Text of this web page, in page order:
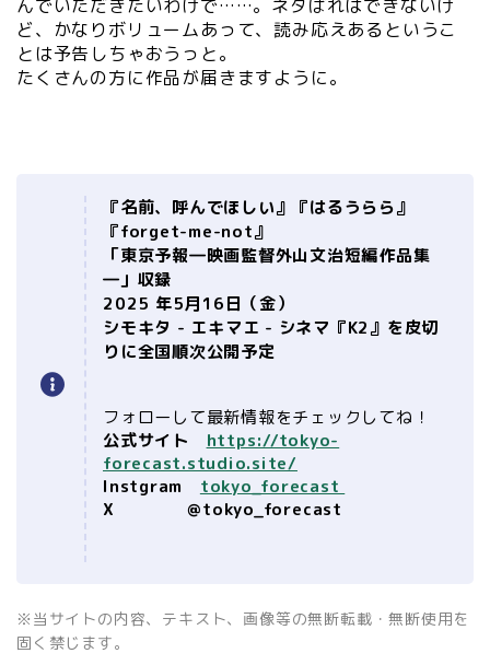
んでいただきたいわけで……。ネタばれはできないけ
ど、かなりボリュームあって、読み応えあるというこ
とは予告しちゃおうっと。
たくさんの方に作品が届きますように。
『名前、呼んでほしい』『はるうらら』
『forget-me-not』
「東京予報―映画監督外⼭⽂治短編作品集
―」収録
2025 年5⽉16⽇（⾦）
シモキタ - エキマエ - シネマ『K2』を⽪切
りに全国順次公開予定
フォローして最新情報をチェックしてね！
公式サイト https://tokyo-
forecast.studio.site/
Instgram tokyo_forecast
X@tokyo_forecast
※当サイトの内容、テキスト、画像等の無断転載・無断使用を
固く禁じます。